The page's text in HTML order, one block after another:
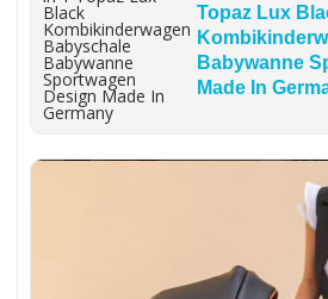
Topaz Lux
Babywanne
Made In